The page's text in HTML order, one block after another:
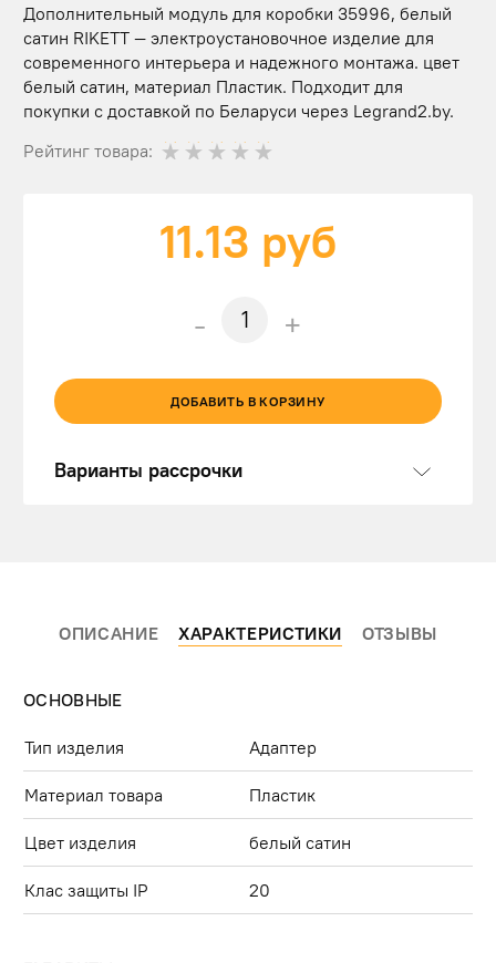
Дополнительный модуль для коробки 35996, белый
сатин RIKETT — электроустановочное изделие для
современного интерьера и надежного монтажа. цвет
белый сатин, материал Пластик. Подходит для
покупки с доставкой по Беларуси через Legrand2.by.
Рейтинг товара:
11.13 руб
- +
ДОБАВИТЬ В КОРЗИНУ
Варианты рассрочки
ОПИСАНИЕ ХАРАКТЕРИСТИКИ ОТЗЫВЫ
ОСНОВНЫЕ
Тип изделия Адаптер
Материал товара Пластик
Цвет изделия белый сатин
Клас защиты IP 20